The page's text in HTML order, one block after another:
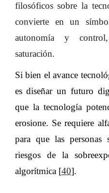
filosóficos sobre la
convierte en un
autonomía y
saturación.
Si bien el avance
es diseñar un futuro
que la tecnología
erosione. Se requiere
para que las personas
riesgos de la
algorítmica [40].